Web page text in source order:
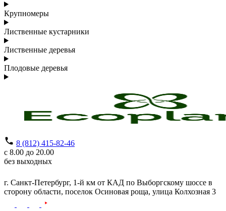
Крупномеры
Лиственные кустарники
Лиственные деревья
Плодовые деревья
8 (812) 415-82-46
с 8.00 до 20.00
без выходных
г. Санкт-Петербург, 1-й км от КАД по Выборгскому шоссе в
сторону области, поселок Осиновая роща, улица Колхозная 3